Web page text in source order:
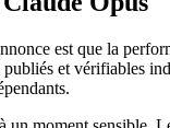
est que la
et vérifiables